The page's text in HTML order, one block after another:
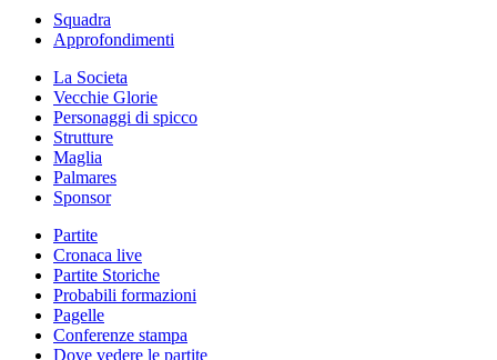
Squadra
Approfondimenti
La Societa
Vecchie Glorie
Personaggi di spicco
Strutture
Maglia
Palmares
Sponsor
Partite
Cronaca live
Partite Storiche
Probabili formazioni
Pagelle
Conferenze stampa
Dove vedere le partite